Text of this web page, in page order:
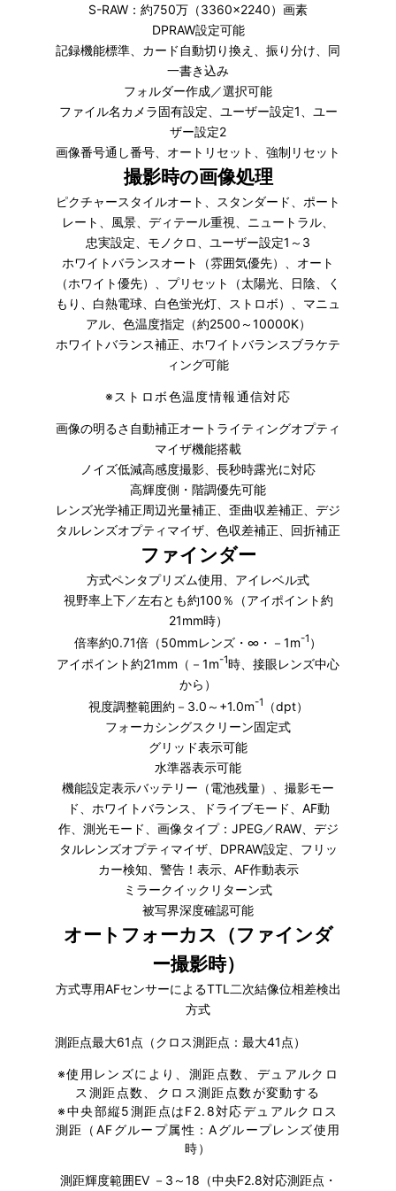
S-RAW：約750万（3360×2240）画素
DPRAW設定可能
記録機能標準、カード自動切り換え、振り分け、同
一書き込み
フォルダー作成／選択可能
ファイル名カメラ固有設定、ユーザー設定1、ユー
ザー設定2
画像番号通し番号、オートリセット、強制リセット
撮影時の画像処理
ピクチャースタイルオート、スタンダード、ポート
レート、風景、ディテール重視、ニュートラル、
忠実設定、モノクロ、ユーザー設定1～3
ホワイトバランスオート（雰囲気優先）、オート
（ホワイト優先）、プリセット（太陽光、日陰、く
もり、白熱電球、白色蛍光灯、ストロボ）、マニュ
アル、色温度指定（約2500～10000K）
ホワイトバランス補正、ホワイトバランスブラケテ
ィング可能
※ ストロボ色温度情報通信対応
画像の明るさ自動補正オートライティングオプティ
マイザ機能搭載
ノイズ低減高感度撮影、長秒時露光に対応
高輝度側・階調優先可能
レンズ光学補正周辺光量補正、歪曲収差補正、デジ
タルレンズオプティマイザ、色収差補正、回折補正
ファインダー
方式ペンタプリズム使用、アイレベル式
視野率上下／左右とも約100％（アイポイント約
21mm時）
倍率約0.71倍（50mmレンズ・∞・－1m-1 ）
アイポイント約21mm（－1m-1時、接眼レンズ中心
から）
視度調整範囲約－3.0～+1.0m-1
（dpt）
フォーカシングスクリーン固定式
グリッド表示可能
水準器表示可能
機能設定表示バッテリー（電池残量）、撮影モー
ド、ホワイトバランス、ドライブモード、AF動
作、測光モード、画像タイプ：JPEG／RAW、デジ
タルレンズオプティマイザ、DPRAW設定、フリッ
カー検知、警告！表示、AF作動表示
ミラークイックリターン式
被写界深度確認可能
オートフォーカス（ファインダ
ー撮影時）
方式専用AFセンサーによるTTL二次結像位相差検出
方式
測距点最大61点（クロス測距点：最大41点）
※使用レンズにより、測距点数、デュアルクロ
ス測距点数、クロス測距点数が変動する
※中央部縦5測距点はF2.8対応デュアルクロス
測距（AFグループ属性：Aグループレンズ使用
時）
測距輝度範囲EV －3～18（中央F2.8対応測距点・